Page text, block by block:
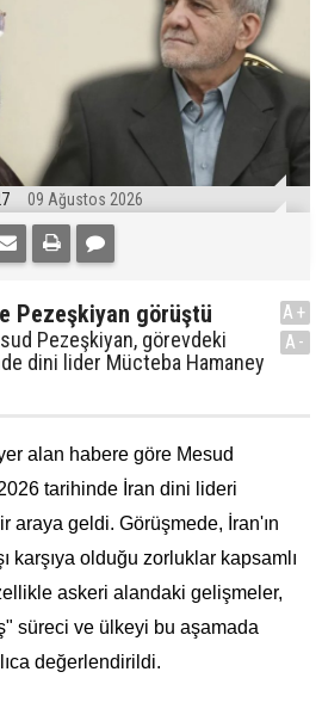
09 Ağustos 2026
Pezeşkiyan görüştü
Pezeşkiyan, görevdeki
dini lider Mücteba Hamaney
A+
A-
alan habere göre Mesud
tarihinde İran dini lideri
araya geldi. Görüşmede, İran'ın
karşıya olduğu zorluklar kapsamlı
askeri alandaki gelişmeler,
süreci ve ülkeyi bu aşamada
değerlendirildi.